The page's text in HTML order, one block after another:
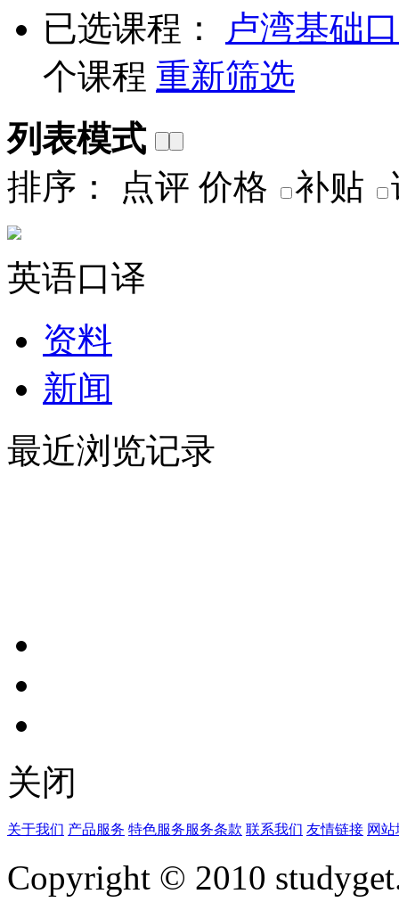
已选课程：
卢湾基础
个课程 重新筛选
列表模式
排序：
点评 价格 补贴
英语口译
资料
新闻
最近浏览记录
关闭
关于我们 产品服务 特色服务服务条款 联系我们 友情链接 网
Copyright © 2010